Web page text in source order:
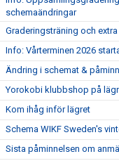
schemaändringar
Graderingsträning och
Info: Vårterminen 2026
Ändring i schemat &
Yorokobi klubbshop på
Kom ihåg inför lägret
Schema WIKF Sweden's
Sista påminnelsen om